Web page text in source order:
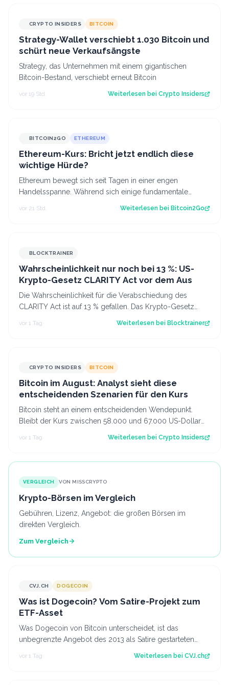
CRYPTO INSIDERS BITCOIN
Strategy-Wallet verschiebt 1.030 Bitcoin und
schürt neue Verkaufsängste
Strategy, das Unternehmen mit einem gigantischen
Bitcoin-Bestand, verschiebt erneut Bitcoin
vor 19 Std. Weiterlesen bei Crypto Insiders
BITCOIN2GO ETHEREUM
Ethereum-Kurs: Bricht jetzt endlich diese
wichtige Hürde?
Ethereum bewegt sich seit Tagen in einer engen
Handelsspanne. Während sich einige fundamentale
Faktoren zuletzt verbessert haben, fehlt bisl…
vor 21 Std. Weiterlesen bei Bitcoin2Go
BLOCKTRAINER
Wahrscheinlichkeit nur noch bei 13 %: US-
Krypto-Gesetz CLARITY Act vor dem Aus
Die Wahrscheinlichkeit für die Verabschiedung des
CLARITY Act ist auf 13 % gefallen. Das Krypto-Gesetz
vor 1 Tag Weiterlesen bei Blocktrainer
CRYPTO INSIDERS BITCOIN
Bitcoin im August: Analyst sieht diese
entscheidenden Szenarien für den Kurs
Bitcoin steht an einem entscheidenden Wendepunkt.
Bleibt der Kurs zwischen 58.000 und 67.000 US-Dollar
gefangen oder kommt es doch noch zu e…
vor 1 Tag Weiterlesen bei Crypto Insiders
VERGLEICH VON MISSCRYPTO
Krypto-Börsen im Vergleich
Gebühren, Lizenz, Angebot: die großen Börsen im
direkten Vergleich.
Zum Vergleich
CVJ.CHCVJ.CH DOGECOIN
Was ist Dogecoin? Vom Satire-Projekt zum
ETF-Asset
Was Dogecoin von Bitcoin unterscheidet, ist das
unbegrenzte Angebot des 2013 als Satire gestarteten
vor 1 Tag Weiterlesen bei CVJ.ch